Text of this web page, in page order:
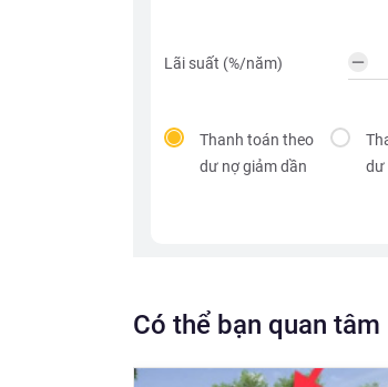
Lãi suất (%/năm)
Thanh toán theo
dư nợ giảm dần
dư
Có thể bạn quan tâm